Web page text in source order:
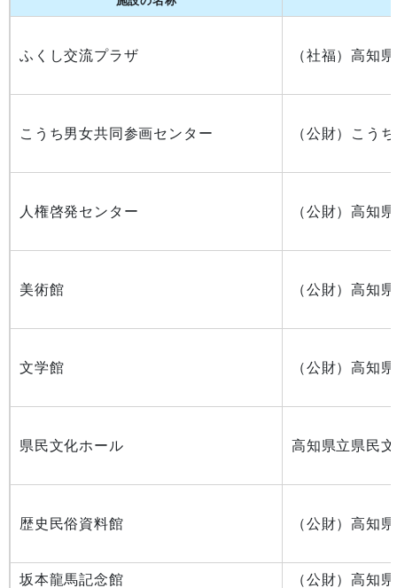
ふくし交流プラザ （社福）高知
こうち男女共同参画センター （公財）こう
人権啓発センター （公財）高知
美術館 （公財）高知
文学館 （公財）高知
県民文化ホール 高知県立県民
歴史民俗資料館 （公財）高知
坂本龍馬記念館 （公財）高知